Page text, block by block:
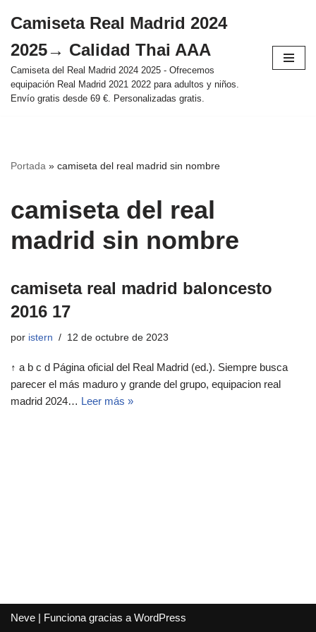
al
contenido
Camiseta Real Madrid 2024
2025→ Calidad Thai AAA
Camiseta del Real Madrid 2024 2025 - Ofrecemos
equipación Real Madrid 2021 2022 para adultos y niños.
Envío gratis desde 69 €. Personalizadas gratis.
Portada » camiseta del real madrid sin nombre
camiseta del real
madrid sin nombre
camiseta real madrid baloncesto
2016 17
por istern 12 de octubre de 2023
↑ a b c d Página oficial del Real Madrid (ed.). Siempre busca
parecer el más maduro y grande del grupo, equipacion real
madrid 2024… Leer más »
Neve | Funciona gracias a WordPress